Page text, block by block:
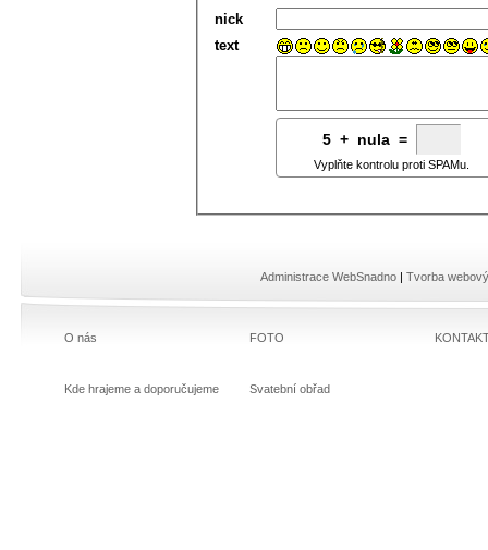
nick
text
51 +3 nula =
Vyplňte kontrolu proti SPAMu.
Administrace WebSnadno| Tvorba
O nás FOTO
Kde hrajeme a doporučujeme Svatební obřad